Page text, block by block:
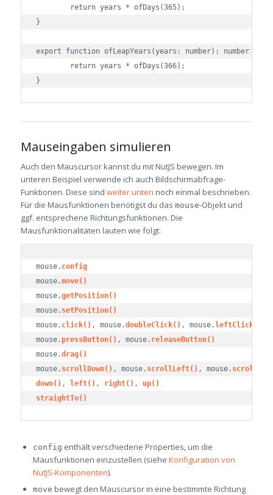
}
export function ofLeapYears(years: number): number {
Mauseingaben simulieren
Auch den Mauscursor kannst du mit NutJS bewegen. Im
unteren Beispiel verwende ich auch Bildschirmabfrage-
Funktionen. Diese sind weiter unten noch einmal beschrieben.
Für die Mausfunktionen benötigst du das mouse-Objekt und
ggf. entsprechene Richtungsfunktionen. Die
Mausfunktionalitäten lauten wie folgt:
mouse. config
mouse.move()
mouse.getPosition()
mouse. setPosition()
mouse. click() , mouse.doubleClick() , mouse.leftClick()
mouse.pressButton() , mouse. releaseButton()
mouse.drag()
mouse. scrollDown() , mouse. scrollLeft() , mouse.
down() , left() , right() ,
up()
straightTo()
config enthält verschiedene Properties, um die
Mausfunktionen einzustellen (siehe Konfiguration von
NutJS-Komponenten).
move bewegt den Mauscursor in eine bestimmte Richtung